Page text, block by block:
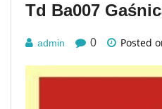
Td Ba007
admin 0 Posted